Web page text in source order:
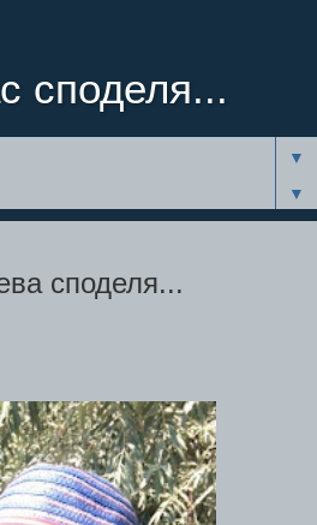
споделя...
▼
▼
споделя...